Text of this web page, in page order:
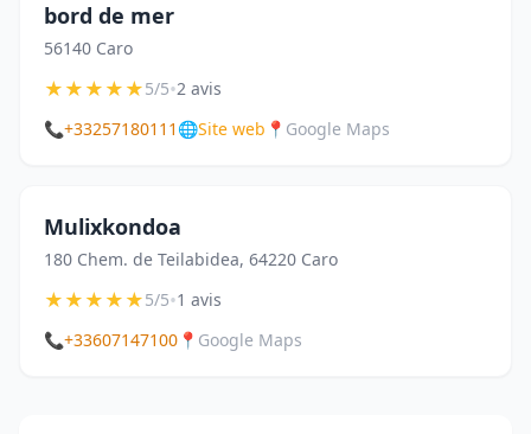
bord de mer
56140 Caro
★★★★★5/5•2 avis
📞+33257180111 🌐Site web 📍 Google Maps
Mulixkondoa
180 Chem. de Teilabidea, 64220 Caro
★★★★★5/5•1 avis
📞+33607147100 📍 Google Maps